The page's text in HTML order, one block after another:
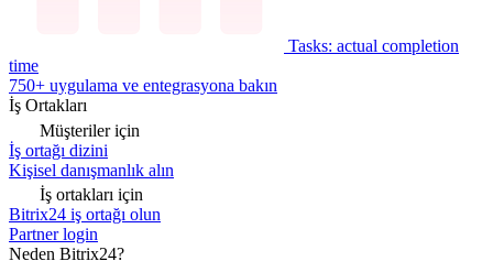
Tasks: actual completion
time
750+ uygulama ve entegrasyona bakın
İş Ortakları
Müşteriler için
İş ortağı dizini
Kişisel danışmanlık alın
İş ortakları için
Bitrix24 iş ortağı olun
Partner login
Neden Bitrix24?